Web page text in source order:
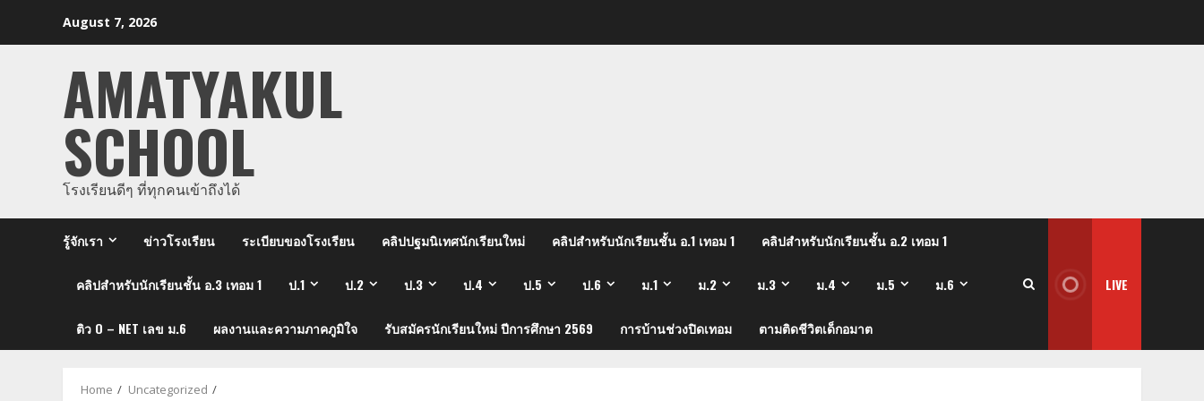
August 7, 2026
AMATYAKUL
SCHOOL
โรงเรียนดีๆ ที่ทุกคนเข้าถึงได้
รู้จักเรา ข่าวโรงเรียน ระเบียบของโรงเรียน คลิปปฐมนิเทศนักเรียนใหม่ คลิปสำหรับนักเรียนชั้น อ.1 เทอม 1 คลิปสำหรับนักเรียนชั้น อ.2 เทอม 1
คลิปสำหรับนักเรียนชั้น อ.3 เทอม 1 ป.1 ป.2 ป.3 ป.4 ป.5 ป.6 ม.1 ม.2 ม.3 ม.4 ม.5 ม.6
ติว O – NET เลข ม.6 ผลงานและความภาคภูมิใจ รับสมัครนักเรียนใหม่ ปีการศึกษา 2569 การบ้านช่วงปิดเทอม ตามติดชีวิตเด็กอมาต
LIVE
Home Uncategorized